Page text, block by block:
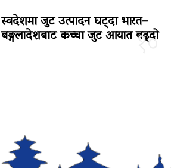
१०
स्वदेशमा जुट उत्पादन घट्दा भारत–
बङ्गलादेशबाट कच्चा जुट आयात बढ्दो